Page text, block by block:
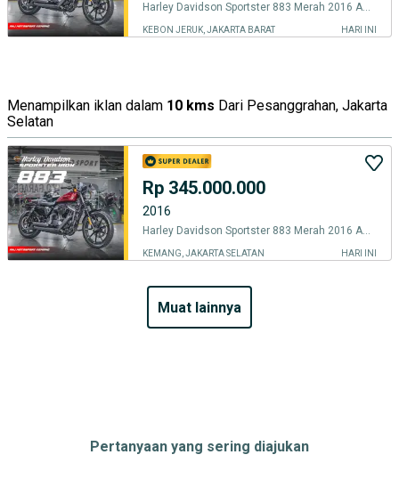
Harley Davidson Sportster 883 Merah 2016 ABS Km 2.000an Knalpot VNH
KEBON JERUK, JAKARTA BARAT HARI INI
Menampilkan iklan dalam 10 kms Dari Pesanggrahan, Jakarta
Selatan
Rp 345.000.000
2016
Harley Davidson Sportster 883 Merah 2016 ABS Km 2.000an Knalpot VNH
KEMANG, JAKARTA SELATAN HARI INI
muat lainnya
Pertanyaan yang sering diajukan